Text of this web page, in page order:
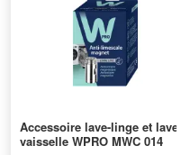
Accessoire lave-linge et lave-
vaisselle WPRO MWC 014